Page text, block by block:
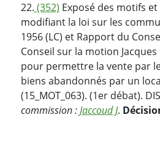
22. (352) Exposé des motifs
modifiant la loi sur les
1956 (LC) et Rapport du
Conseil sur la motion
pour permettre la vente par
biens abandonnés par un
(15_MOT_063). (1er débat).
commission :Jaccoud J.